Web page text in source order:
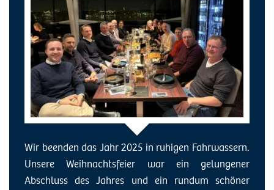
Wir beenden das Jahr 2025 in ruhigen Fahrwassern.
Unsere Weihnachtsfeier war ein gelungener
Abschluss des Jahres und ein rundum schöner